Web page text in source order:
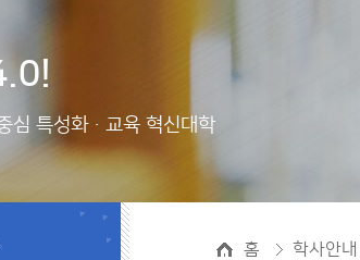
심 특성화ㆍ교육 혁신대학
홈 학사안내